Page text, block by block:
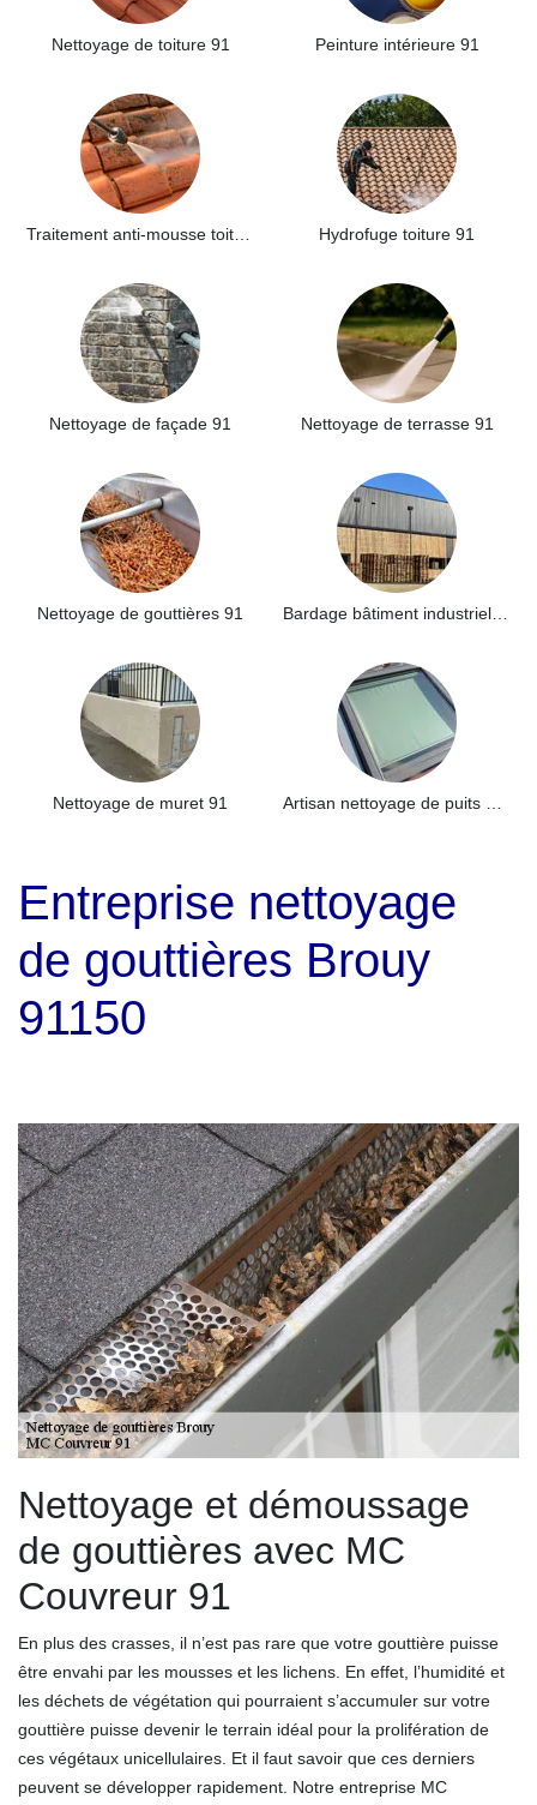
Nettoyage de toiture 91 Peinture intérieure 91
Hydrofuge toiture 91
Nettoyage de façade 91 Nettoyage de terrasse 91
Nettoyage de gouttières 91
Nettoyage de muret 91
Entreprise nettoyage
de gouttières Brouy
91150
Nettoyage et démoussage
de gouttières avec MC
Couvreur 91
En plus des crasses, il n’est pas rare que votre gouttière puisse
être envahi par les mousses et les lichens. En effet, l’humidité et
les déchets de végétation qui pourraient s’accumuler sur votre
gouttière puisse devenir le terrain idéal pour la prolifération de
ces végétaux unicellulaires. Et il faut savoir que ces derniers
peuvent se développer rapidement. Notre entreprise MC